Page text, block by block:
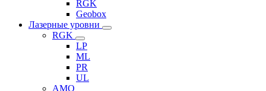
RGK
Geobox
Лазерные уровни
RGK
LP
ML
PR
UL
AMO